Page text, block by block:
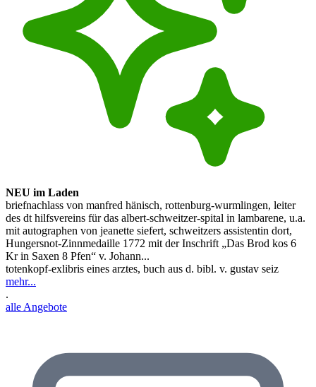
NEU im Laden
briefnachlass von manfred hänisch, rottenburg-wurmlingen, leiter
des dt hilfsvereins für das albert-schweitzer-spital in lambarene, u.a.
mit autographen von jeanette siefert, schweitzers assistentin dort,
Hungersnot-Zinnmedaille 1772 mit der Inschrift „Das Brod kos 6
Kr in Saxen 8 Pfen“ v. Johann...
totenkopf-exlibris eines arztes, buch aus d. bibl. v. gustav seiz
mehr...
.
alle Angebote